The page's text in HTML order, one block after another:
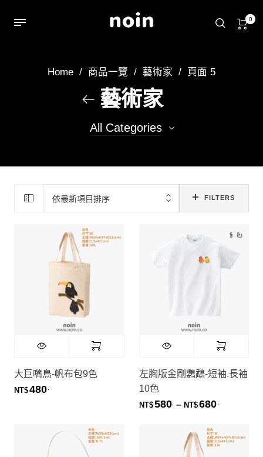
0
Home / 商品一覽 / 藝術家 / 頁面 5
藝術家
All Categories
achin 22
13
小屁雷龍
依最新項目排序 FILTERS
大巨嘴鳥-帆布包9色
NT$480
左胸版金剛鸚鵡-短袖.長袖
10色
NT$580 – NT$680